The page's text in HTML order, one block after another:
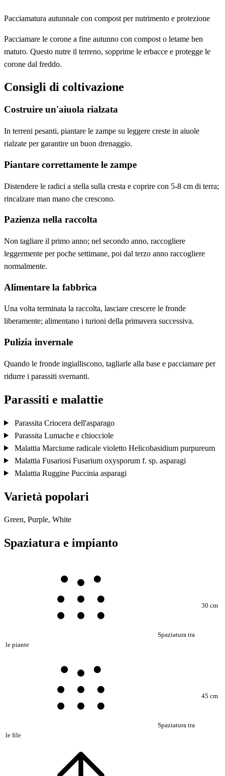
Pacciamatura autunnale con compost per nutrimento e protezione
Pacciamare le corone a fine autunno con compost o letame ben
maturo. Questo nutre il terreno, sopprime le erbacce e protegge le
corone dal freddo.
Consigli di coltivazione
Costruire un'aiuola rialzata
In terreni pesanti, piantare le zampe su leggere creste in aiuole
rialzate per garantire un buon drenaggio.
Piantare correttamente le zampe
Distendere le radici a stella sulla cresta e coprire con 5-8 cm di terra;
rincalzare man mano che crescono.
Pazienza nella raccolta
Non tagliare il primo anno; nel secondo anno, raccogliere
leggermente per poche settimane, poi dal terzo anno raccogliere
normalmente.
Alimentare la fabbrica
Una volta terminata la raccolta, lasciare crescere le fronde
liberamente; alimentano i turioni della primavera successiva.
Pulizia invernale
Quando le fronde ingialliscono, tagliarle alla base e pacciamare per
ridurre i parassiti svernanti.
Parassiti e malattie
Parassita Criocera dell'asparago
Parassita Lumache e chiocciole
Malattia Marciume radicale violetto Helicobasidium purpureum
Malattia Fusariosi Fusarium oxysporum f. sp. asparagi
Malattia Ruggine Puccinia asparagi
Varietà popolari
Green, Purple, White
Spaziatura e impianto
Spaziatura tra
le piante
30 cm
Spaziatura tra
le file
45 cm